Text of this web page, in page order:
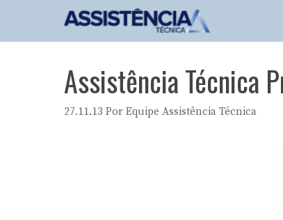
Assistência Técnica
27.11.13 Por Equipe Assistência Técnica